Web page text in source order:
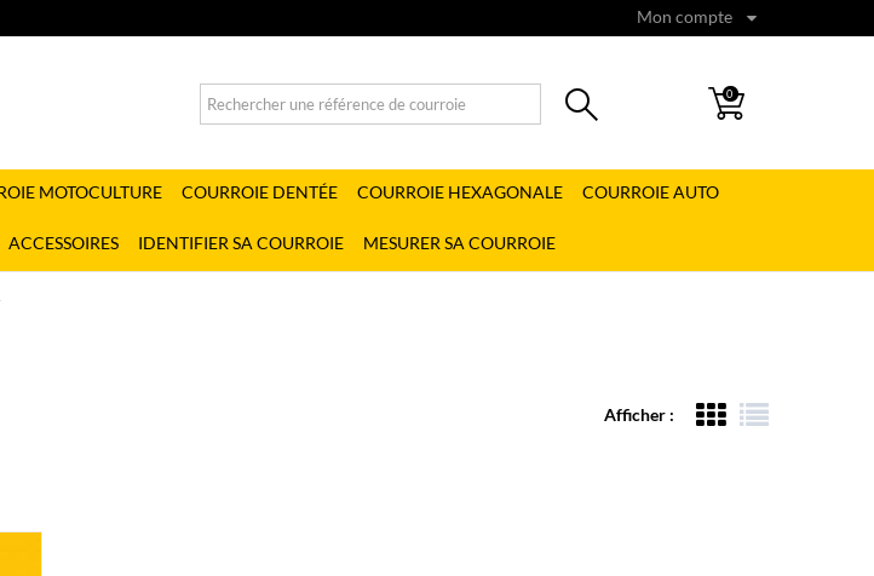
Mon compte
0
MOTOCULTURE COURROIE DENTÉE COURROIE HEXAGONALE COURROIE AUTO
ACCESSOIRES IDENTIFIER SA COURROIE MESURER SA COURROIE
Afficher :